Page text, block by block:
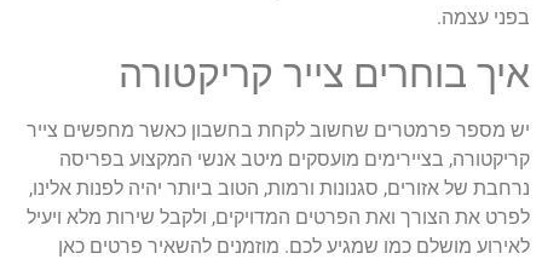
בפני עצמה.
איך בוחרים צייר קריקטורה
יש מספר פרמטרים שחשוב לקחת בחשבון כאשר מחפשים צייר
קריקטורה, בציירימים מועסקים מיטב אנשי המקצוע בפריסה
נרחבת של אזורים, סגנונות ורמות, הטוב ביותר יהיה לפנות אלינו,
לפרט את הצורך ואת הפרטים המדויקים, ולקבל שירות מלא ויעיל
לאירוע מושלם כמו שמגיע לכם. מוזמנים להשאיר פרטים כאן